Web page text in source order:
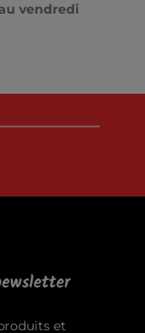
vendredi
et